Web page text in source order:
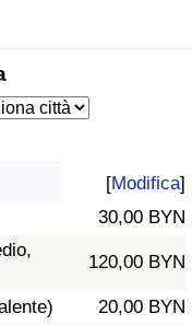
[Modifica]
30,00 BYN
120,00 BYN
20,00 BYN